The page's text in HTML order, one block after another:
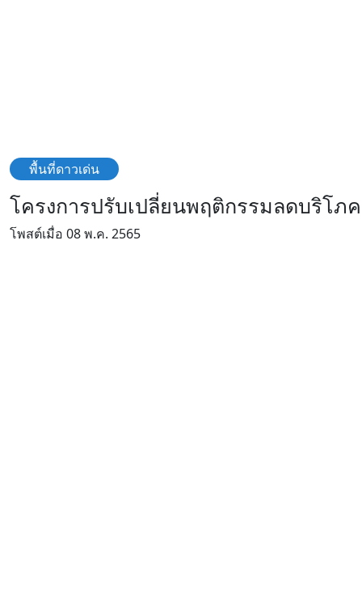
พื้นที่ดาวเด่น
โครงการปรับเปลี่ยนพฤติกรรมลดบริโภ
โพสต์เมื่อ 08 พ.ค. 2565